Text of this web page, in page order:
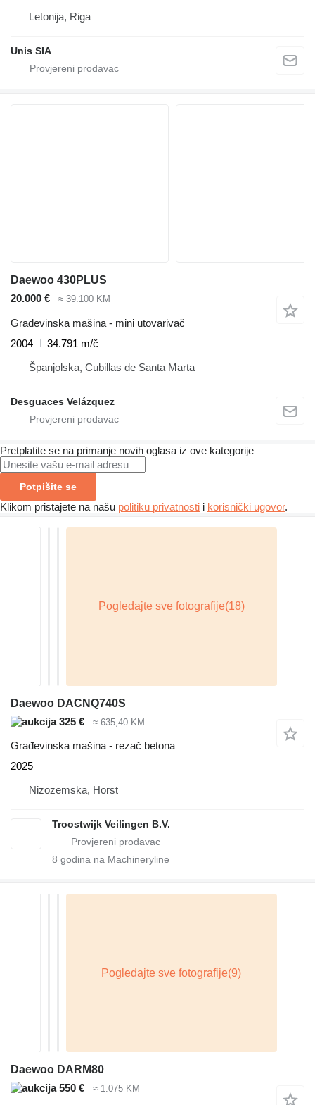
Letonija, Riga
Unis SIA
Daewoo 430PLUS
20.000 €
≈ 39.100 KM
Građevinska mašina - mini utovarivač
2004
34.791 m/č
Španjolska, Cubillas de Santa Marta
Desguaces Velázquez
Pretplatite se na primanje novih oglasa iz ove kategorije
Potpišite se
Klikom pristajete na našu politiku privatnosti i korisnički ugovor.
Daewoo DACNQ740S
325 €
≈ 635,40 KM
Građevinska mašina - rezač betona
2025
Nizozemska, Horst
Troostwijk Veilingen B.V.
8 godina na Machineryline
Daewoo DARM80
550 €
≈ 1.075 KM